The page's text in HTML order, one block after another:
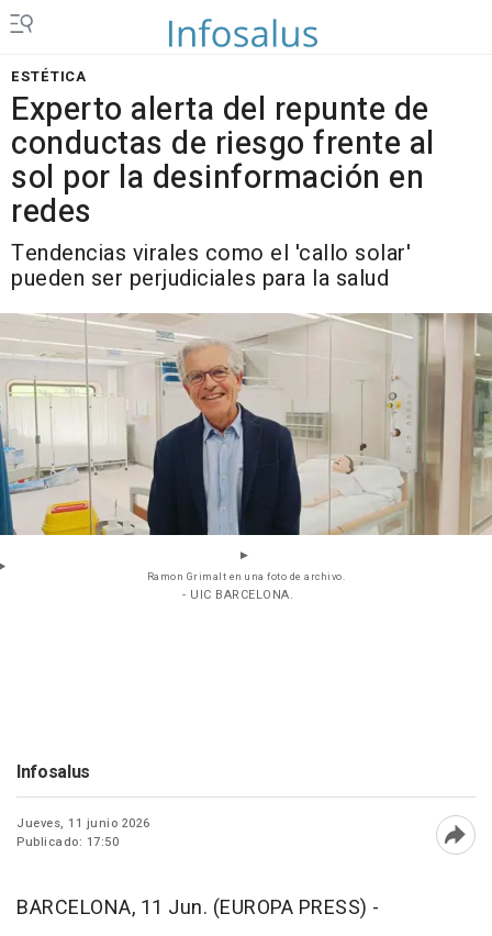
ESTÉTICA
Experto alerta del repunte de
conductas de riesgo frente al
sol por la desinformación en
redes
Tendencias virales como el 'callo solar'
pueden ser perjudiciales para la salud
Ramon Grimalt en una foto de archivo.
- UIC BARCELONA.
Infosalus
Jueves, 11 junio 2026
Publicado: 17:50
BARCELONA, 11 Jun. (EUROPA PRESS) -